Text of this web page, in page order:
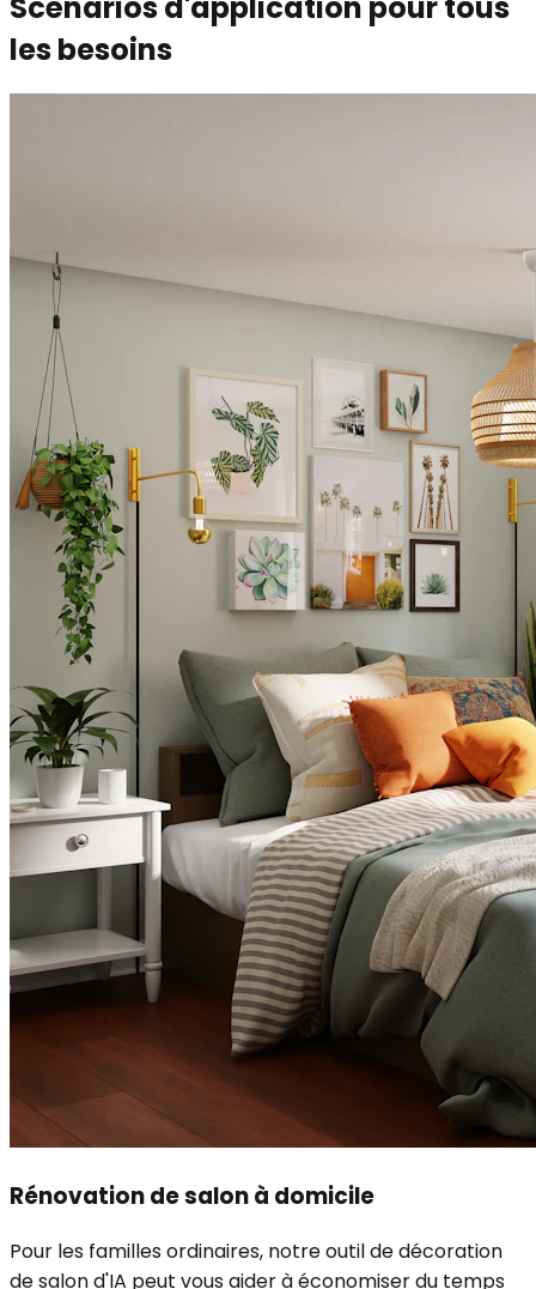
les besoins
Rénovation de salon à domicile
Pour les familles ordinaires, notre outil de décoration
de salon d'IA peut vous aider à économiser du temps